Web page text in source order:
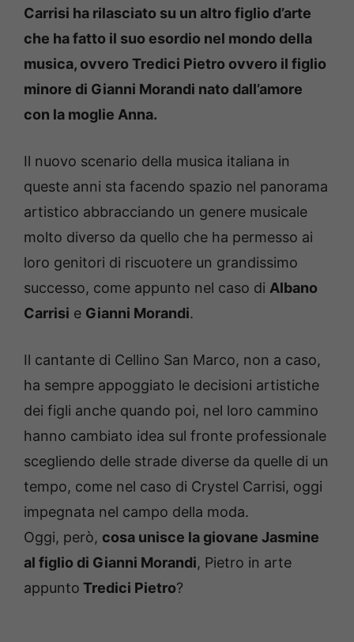
Carrisi ha rilasciato su un altro figlio d’arte
che ha fatto il suo esordio nel mondo della
musica, ovvero Tredici Pietro ovvero il figlio
minore di Gianni Morandi nato dall’amore
con la moglie Anna.
Il nuovo scenario della musica italiana in
queste anni sta facendo spazio nel panorama
artistico abbracciando un genere musicale
molto diverso da quello che ha permesso ai
loro genitori di riscuotere un grandissimo
successo, come appunto nel caso di Albano
Carrisi e Gianni Morandi.
Il cantante di Cellino San Marco, non a caso,
ha sempre appoggiato le decisioni artistiche
dei figli anche quando poi, nel loro cammino
hanno cambiato idea sul fronte professionale
scegliendo delle strade diverse da quelle di un
tempo, come nel caso di Crystel Carrisi, oggi
impegnata nel campo della moda.
Oggi, però, cosa unisce la giovane Jasmine
al figlio di Gianni Morandi, Pietro in arte
appunto Tredici Pietro?